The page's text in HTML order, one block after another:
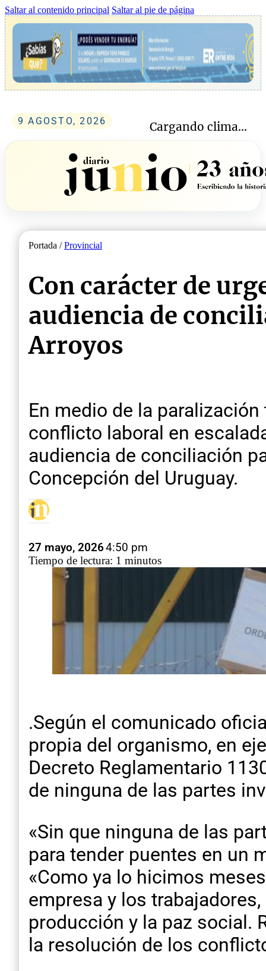
Saltar al contenido principal Saltar al pie de página
9 AGOSTO, 2026 Cargando clima...
Portada /Provincial
Con carácter de
audiencia de
Arroyos
En medio de la
conflicto laboral en
audiencia de conciliación
Concepción del Uruguay.
27 mayo, 20264:50 pm
Tiempo de lectura: 1 minutos
.Según el comunicado
propia del organismo, en
Decreto Reglamentario
de ninguna de las partes
«Sin que ninguna de las
para tender puentes en un
«Como ya lo hicimos
empresa y los
producción y la paz social.
la resolución de los